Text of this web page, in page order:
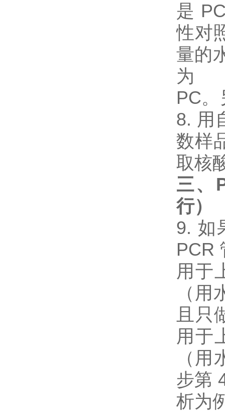
是
性对
量的
为
PC
8. 用
数样
取核
三、
行）
9. 如
PCR
用于
（
且只
用于
（
步第
析为